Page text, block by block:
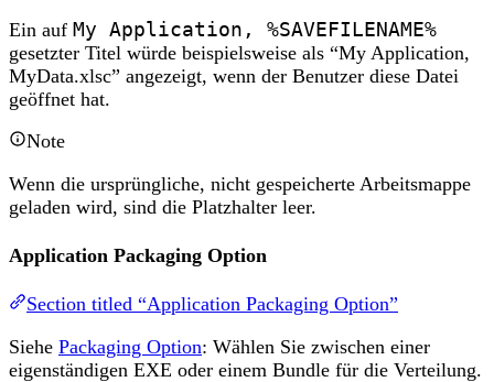
Ein auf My Application, %SAVEFILENAME%
gesetzter Titel würde beispielsweise als “My Application,
MyData.xlsc” angezeigt, wenn der Benutzer diese Datei
geöffnet hat.
Note
Wenn die ursprüngliche, nicht gespeicherte Arbeitsmappe
geladen wird, sind die Platzhalter leer.
Application Packaging Option
Section titled “Application Packaging Option”
Siehe Packaging Option: Wählen Sie zwischen einer
eigenständigen EXE oder einem Bundle für die Verteilung.